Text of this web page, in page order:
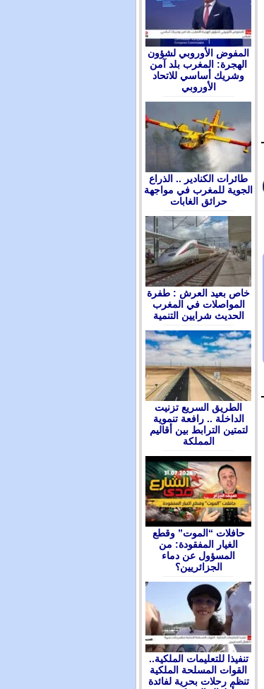
المفوض الأوروبي لشؤون
الهجرة: المغرب بلد آمن
وشريك أساسي للاتحاد
الأوروبي
طائرات الكنادير .. الذراع
الجوية للمغرب في مواجهة
حرائق الغابات
ﺧﺎﺹ ﺑﻌﻴﺪ ﺍﻟﻌﺮﺵ : ﻃﻔﺮﺓ
ﺍﻟﻤﻮﺍﺻﻼﺕ ﻓﻲ ﺍﻟﻤﻐﺮﺏ
ﺍﻟﺤﺪﻳﺚ ﺷﺮﺍﻳﻴﻦ ﺍﻟﺘﻨﻤﻴﺔ
الطريق السريع تزنيت
الداخلة .. رافعة تنموية
لتمتين الترابط بين أقاليم
المملكة
حافلات “الموت” وقطع
الغيار المفقودة: من
المسؤول عن دماء
الجزائريين؟
تنفيذا للتعليمات الملكية..
القوات المسلحة الملكية
تنظم رحلات بحرية لفائدة